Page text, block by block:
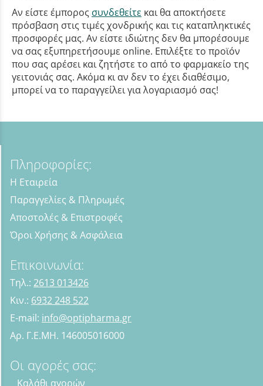
Αν είστε έμπορος συνδεθείτε και θα αποκτήσετε
πρόσβαση στις τιμές χονδρικής και τις καταπληκτικές
προσφορές μας. Αν είστε ιδιώτης δεν θα μπορέσουμε
να σας εξυπηρετήσουμε online. Επιλέξτε το προϊόν
που σας αρέσει και ζητήστε το από το φαρμακείο της
γειτονιάς σας. Ακόμα κι αν δεν το έχει διαθέσιμο,
μπορεί να το παραγγείλει για λογαριασμό σας!
Πληροφορίες:
Η Εταιρεία
Παραγγελίες & Πληρωμές
Αποστολές & Επιστροφές
Όροι Χρήσης & Ασφάλεια
Επικοινωνία:
Τηλ.: 2613 013426
Κιν.: 6932 248 522
E-mail: info@optipharma.gr
Αρ. Γ.Ε.ΜΗ. 146005016000
Οι αγορές σας:
Καλάθι αγορών